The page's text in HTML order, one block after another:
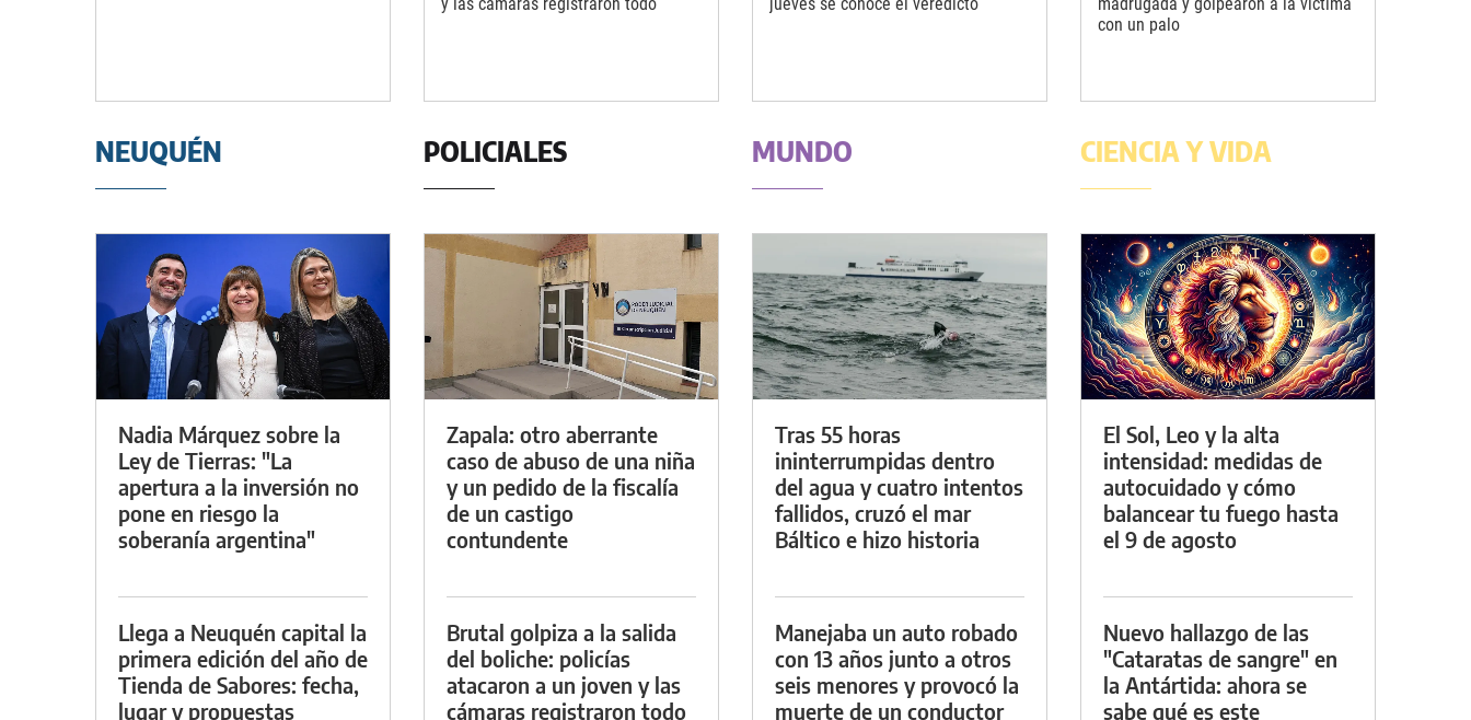
con un palo
NEUQUÉN
Nadia Márquez sobre la
Ley de Tierras: "La
apertura a la inversión no
pone en riesgo la
soberanía argentina"
Llega a Neuquén capital la
primera edición del año de
Tienda de Sabores: fecha,
lugar y propuestas
POLICIALES
Zapala: otro aberrante
caso de abuso de una niña
y un pedido de la fiscalía
de un castigo
contundente
Brutal golpiza a la salida
del boliche: policías
atacaron a un joven y las
cámaras registraron todo
MUNDO
Tras 55 horas
ininterrumpidas dentro
del agua y cuatro intentos
fallidos, cruzó el mar
Báltico e hizo historia
Manejaba un auto robado
con 13 años junto a otros
seis menores y provocó la
muerte de un conductor
CIENCIA Y VIDA
El Sol, Leo y la alta
intensidad: medidas de
autocuidado y cómo
balancear tu fuego hasta
el 9 de agosto
Nuevo hallazgo de las
"Cataratas de sangre" en
la Antártida: ahora se
sabe qué es este